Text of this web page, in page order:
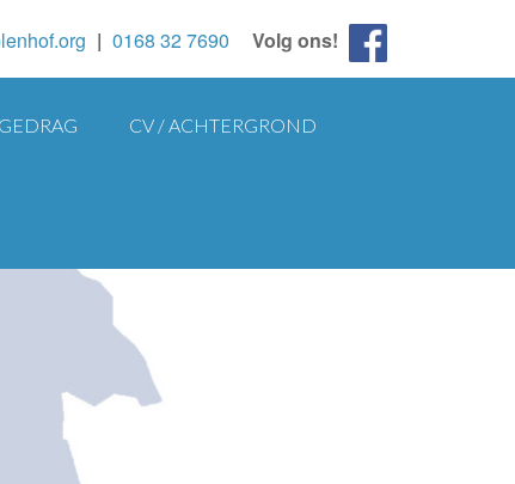
| 0168 32 7690 Volg ons!
CV / ACHTERGROND